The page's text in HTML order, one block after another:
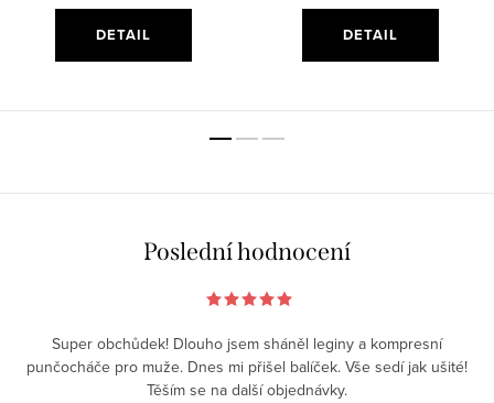
DETAIL DETAIL
Poslední hodnocení
Super obchůdek! Dlouho jsem sháněl leginy a kompresní
punčocháče pro muže. Dnes mi přišel balíček. Vše sedí jak ušité!
Těším se na další objednávky.